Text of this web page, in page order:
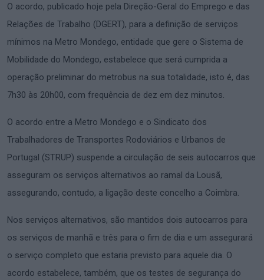
O acordo, publicado hoje pela Direção-Geral do Emprego e das
Relações de Trabalho (DGERT), para a definição de serviços
mínimos na Metro Mondego, entidade que gere o Sistema de
Mobilidade do Mondego, estabelece que será cumprida a
operação preliminar do metrobus na sua totalidade, isto é, das
7h30 às 20h00, com frequência de dez em dez minutos.
O acordo entre a Metro Mondego e o Sindicato dos
Trabalhadores de Transportes Rodoviários e Urbanos de
Portugal (STRUP) suspende a circulação de seis autocarros que
asseguram os serviços alternativos ao ramal da Lousã,
assegurando, contudo, a ligação deste concelho a Coimbra.
Nos serviços alternativos, são mantidos dois autocarros para
os serviços de manhã e três para o fim de dia e um assegurará
o serviço completo que estaria previsto para aquele dia. O
acordo estabelece, também, que os testes de segurança do